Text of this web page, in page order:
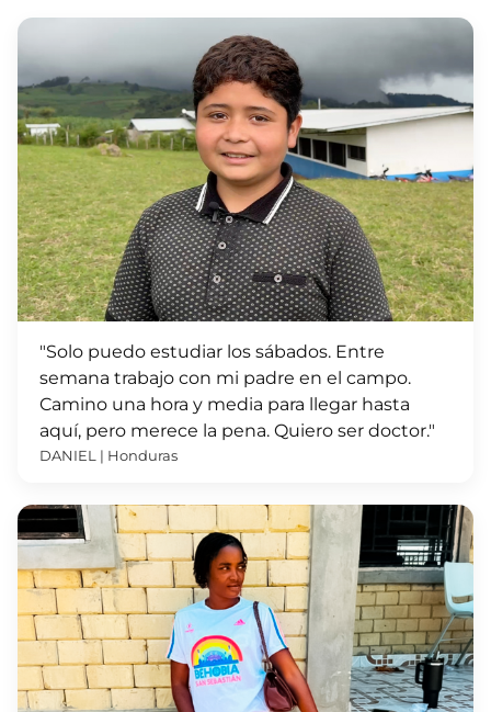
"Solo puedo estudiar los sábados. Entre
semana trabajo con mi padre en el campo.
Camino una hora y media para llegar hasta
aquí, pero merece la pena. Quiero ser doctor."
DANIEL | Honduras